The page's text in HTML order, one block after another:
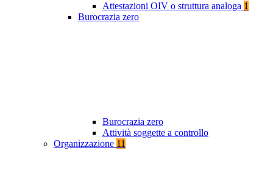
Attestazioni OIV o struttura analoga 1
Burocrazia zero
Burocrazia zero
Attività soggette a controllo
Organizzazione 11